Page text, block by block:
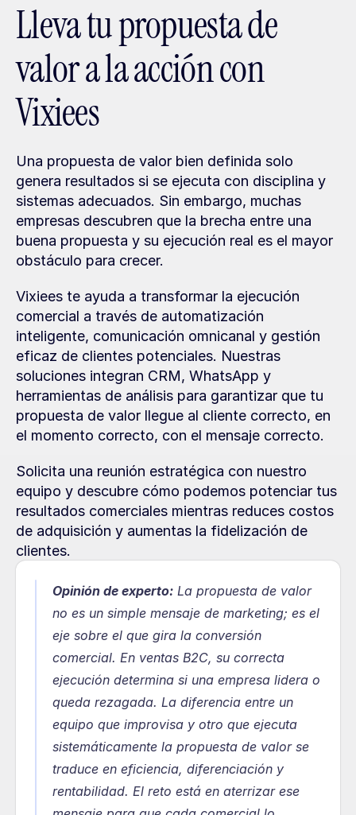
Lleva tu propuesta de
valor a la acción con
Vixiees
Una propuesta de valor bien definida solo
genera resultados si se ejecuta con disciplina y
sistemas adecuados. Sin embargo, muchas
empresas descubren que la brecha entre una
buena propuesta y su ejecución real es el mayor
obstáculo para crecer.
Vixiees te ayuda a transformar la ejecución
comercial a través de automatización
inteligente, comunicación omnicanal y gestión
eficaz de clientes potenciales. Nuestras
soluciones integran CRM, WhatsApp y
herramientas de análisis para garantizar que tu
propuesta de valor llegue al cliente correcto, en
el momento correcto, con el mensaje correcto.
Solicita una reunión estratégica con nuestro
equipo y descubre cómo podemos potenciar tus
resultados comerciales mientras reduces costos
de adquisición y aumentas la fidelización de
clientes.
Opinión de experto: La propuesta de valor
no es un simple mensaje de marketing; es el
eje sobre el que gira la conversión
comercial. En ventas B2C, su correcta
ejecución determina si una empresa lidera o
queda rezagada. La diferencia entre un
equipo que improvisa y otro que ejecuta
sistemáticamente la propuesta de valor se
traduce en eficiencia, diferenciación y
rentabilidad. El reto está en aterrizar ese